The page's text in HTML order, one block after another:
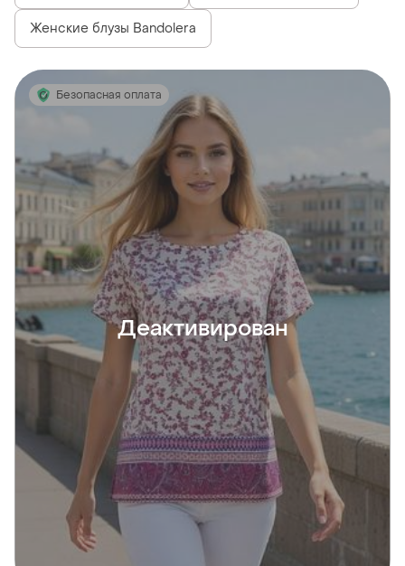
Женские блузы Bandolera
Безопасная оплата
Деактивирован